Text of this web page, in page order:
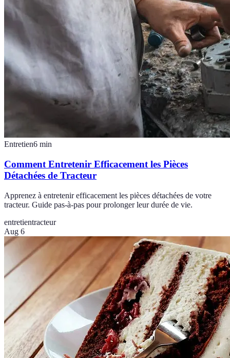
Entretien6 min
Comment Entretenir Efficacement les Pièces
Détachées de Tracteur
Apprenez à entretenir efficacement les pièces détachées de votre
tracteur. Guide pas-à-pas pour prolonger leur durée de vie.
entretientracteur
Aug 6